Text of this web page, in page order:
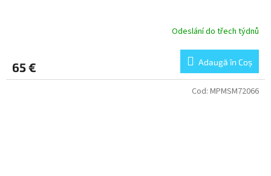
Odeslání do třech týdnů
65 € Adaugă în Coş
Cod: MPMSM72066